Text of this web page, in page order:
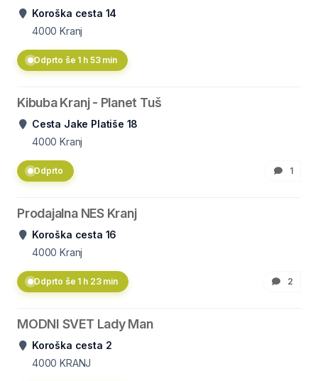
Koroška cesta 14
4000 Kranj
Odprto še 1 h 53 min
Kibuba Kranj - Planet Tuš
Cesta Jake Platiše 18
4000 Kranj
Odprto 1
Prodajalna NES Kranj
Koroška cesta 16
4000 Kranj
Odprto še 1 h 23 min 2
MODNI SVET Lady Man
Koroška cesta 2
4000 KRANJ